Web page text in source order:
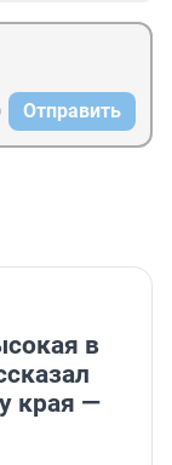
Отправить
в
края —